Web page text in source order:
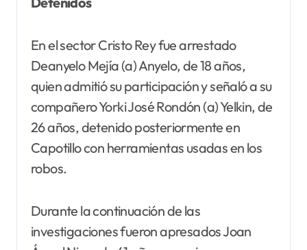
En el sector Cristo Rey fue arrestado
Deanyelo Mejía (a) Anyelo, de 18 años,
quien admitió su participación y señaló a su
compañero Yorki José Rondón (a) Yelkin, de
26 años, detenido posteriormente en
Capotillo con herramientas usadas en los
robos.
Durante la continuación de las
investigaciones fueron apresados Joan